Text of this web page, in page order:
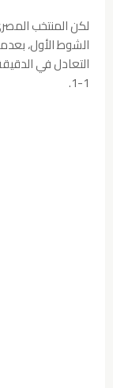
لكن المنتخب
الشوط الأول،
1-1.